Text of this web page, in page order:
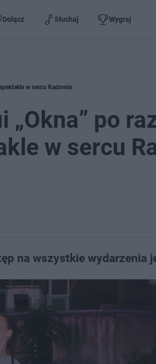
Dołącz Słuchaj Wygraj
w sercu Radomia
po
w sercu
na wszystkie wydarzenia